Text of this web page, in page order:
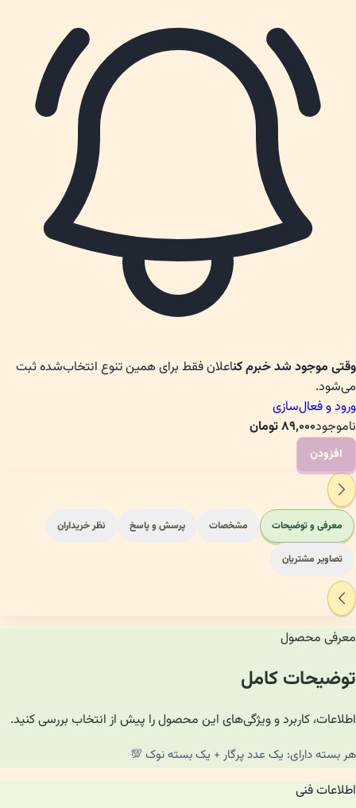
وقتی موجود شد خبرم کناعلان فقط برای همین تنوع انتخاب‌شده ثبت
می‌شود.
ورود و فعال‌سازی
ناموجود۸۹٬۰۰۰تومان
افزودن
معرفی و توضیحات مشخصات پرسش و پاسخ نظر خریداران
تصاویر مشتریان
معرفی محصول
توضیحات کامل
اطلاعات، کاربرد و ویژگی‌های این محصول را پیش از انتخاب بررسی کنید.
هر بسته دارای: یک عدد پرگار + یک بسته نوک 💯
اطلاعات فنی